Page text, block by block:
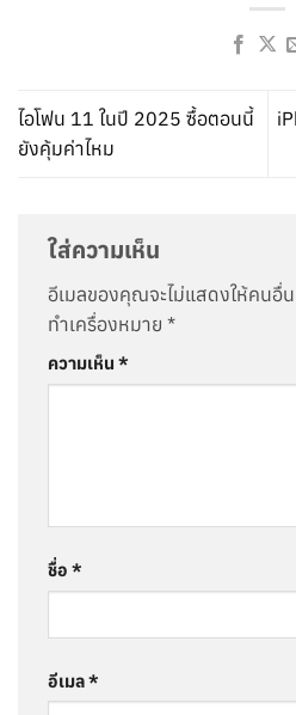
ไอโฟน 11 ในปี 2025 ซื้อตอนนี้
ยังคุ้มค่าไหม
ใส่ความเห็น
อีเมลของคุณจะไม่แสดงให้คนอื่
ทำเครื่องหมาย *
ความเห็น *
ชื่อ *
อีเมล*